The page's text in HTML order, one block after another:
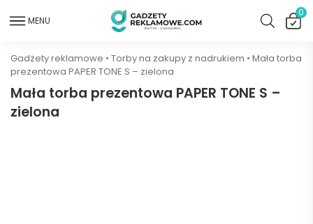
MENU
0
Gadżety reklamowe • Torby na zakupy z nadrukiem • Mała torba
prezentowa PAPER TONE S – zielona
Mała torba prezentowa PAPER TONE S –
zielona